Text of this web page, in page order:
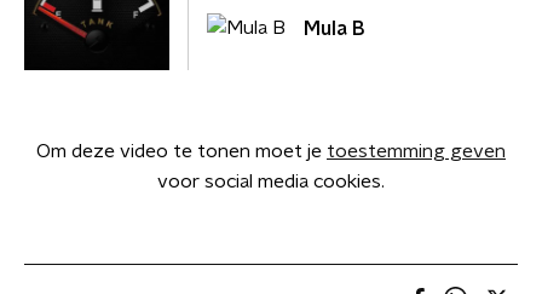
Mula B
Om deze video te tonen moet je toestemming geven
voor social media cookies.